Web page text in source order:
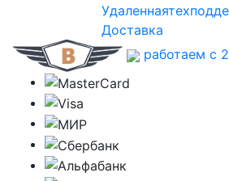
Удаленная
Доставка
работаем с